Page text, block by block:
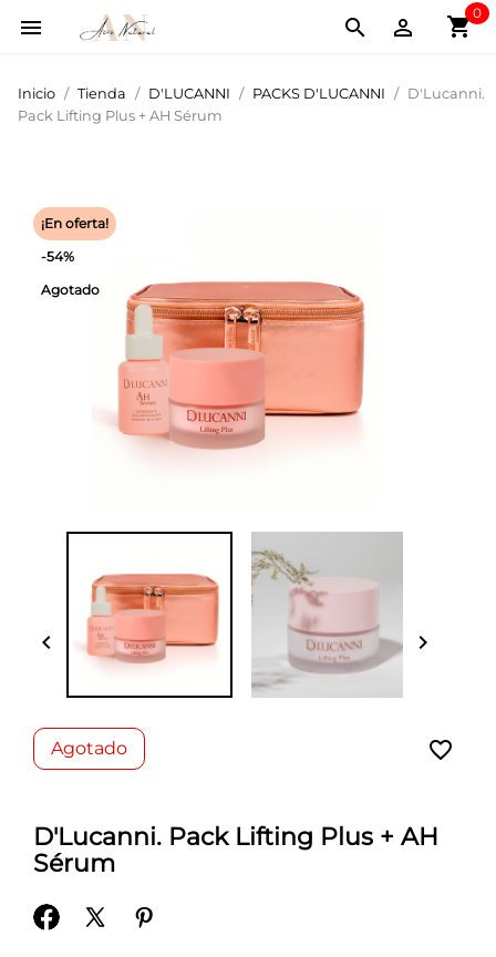
 shopping_cart
0


Inicio Tienda D'LUCANNI PACKS D'LUCANNI
D'Lucanni.
Pack Lifting Plus + AH Sérum
¡En oferta!
-54%
Agotado
 
Agotado favorite_border
D'Lucanni. Pack Lifting Plus + AH
Sérum